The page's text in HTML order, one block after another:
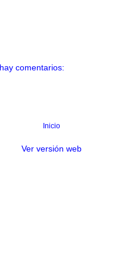
comentarios:
Inicio
Ver versión web